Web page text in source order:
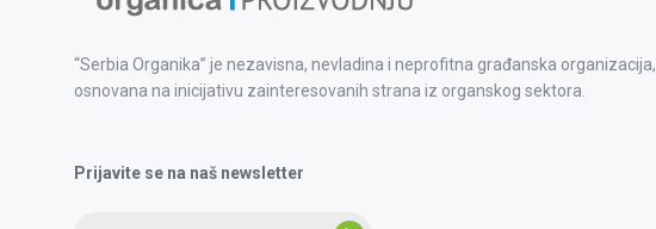
“Serbia Organika” je nezavisna, nevladina i neprofitna građanska organizacija,
osnovana na inicijativu zainteresovanih strana iz organskog sektora.
Prijavite se na naš newsletter